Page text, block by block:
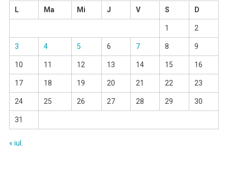
L
Ma Mi J V S D
1 2
3 4 5 6 7 8 9
10 11 12 13 14 15 16
17 18 19 20 21 22 23
24 25 26 27 28 29 30
31
« iul.